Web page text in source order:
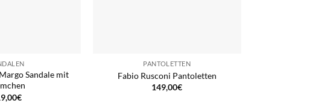
Sandale mit
€
PANTOLETTEN
Fabio Rusconi Pantoletten
149,00€